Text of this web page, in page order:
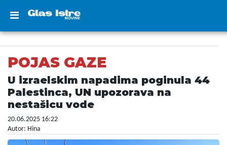
POJAS GAZE
U izraelskim napadima poginula 44
Palestinca, UN upozorava na
nestašicu vode
20.06.2025 16:22
Autor: Hina